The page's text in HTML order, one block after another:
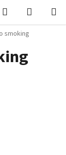
Hľadať
košík
smoking